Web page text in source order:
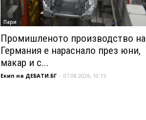
Пари
Промишленото производство на
Германия е нараснало през юни,
макар и с...
Екип на ДЕБАТИ.БГ - 07.08.2026, 10:15